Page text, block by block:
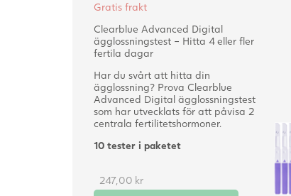
Betygsatt
4.70
Gratis frakt
Clearblue Advanced Digital
ägglossningstest – Hitta 4 eller fler
fertila dagar
Har du svårt att hitta din
ägglossning? Prova Clearblue
Advanced Digital ägglossningstest
som har utvecklats för att påvisa 2
centrala fertilitetshormoner.
10 tester i paketet
247,00 kr